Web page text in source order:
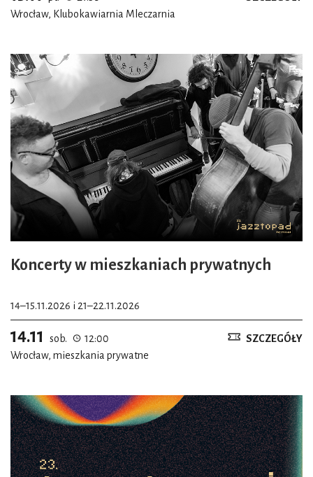
Wrocław, Klubokawiarnia Mleczarnia
Koncerty w mieszkaniach prywatnych
14–15.11.2026 i 21–22.11.2026
14.11 sob.
12:00
Wrocław, mieszkania prywatne
SZCZEGÓŁY